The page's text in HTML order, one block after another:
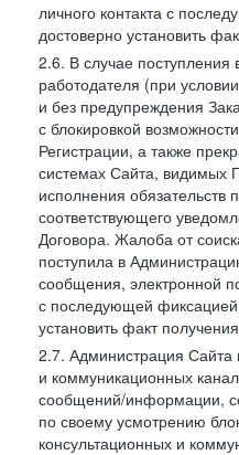
личного контакта с
достоверно установить
2.6. В случае поступления
работодателя (при
и без предупреждения
с блокировкой
Регистрации, а также
системах Сайта, видимых
исполнения обязательств
соответствующего
Договора. Жалоба от
поступила в
сообщения, электронной
с последующей
установить факт
2.7. Администрация Сайта
и коммуникационных
сообщений/информации,
по своему усмотрению
консультационных и